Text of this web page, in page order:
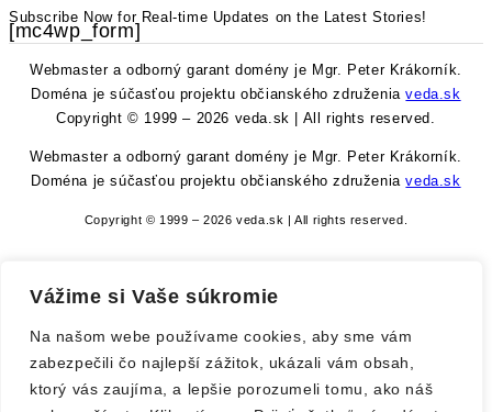
Vážime si Vaše súkromie
Na našom webe používame cookies, aby sme vám
zabezpečili čo najlepší zážitok, ukázali vám obsah,
ktorý vás zaujíma, a lepšie porozumeli tomu, ako náš
Subscribe Now for Real-time Updates on the Latest Stories!
[mc4wp_form]
Webmaster a odborný garant domény je Mgr. Peter Krákorník.
Doména je súčasťou projektu občianského združeniaveda.sk
Copyright © 1999 – 2026 veda.sk | All rights reserved.
Webmaster a odborný garant domény je Mgr. Peter Krákorník.
Doména je súčasťou projektu občianského združeniaveda.sk
Copyright © 1999 – 2026 veda.sk | All rights reserved.
Username or Email Address
Password